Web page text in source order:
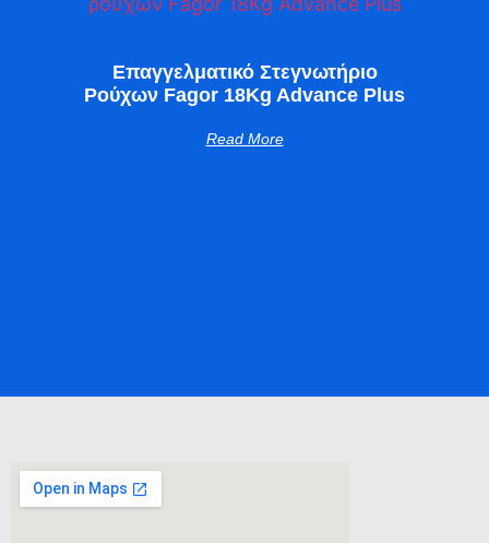
Επαγγελματικό Στεγνωτήριο
Ρούχων Fagor 18Kg Advance Plus
Read More